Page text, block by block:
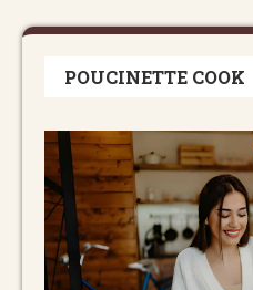
POUCINETTE COOK